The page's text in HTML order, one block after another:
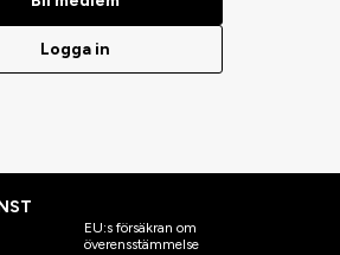
Logga in
EU:s försäkran om
överensstämmelse